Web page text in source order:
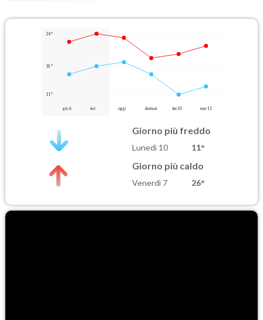
26°
18°
11°
gio 6 ieri oggi domani lun 10 mar 11
Giorno più freddo
Lunedì 10 11°
Giorno più caldo
Venerdì 7 26°